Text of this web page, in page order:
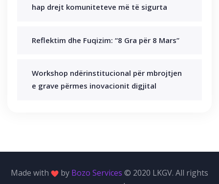
hap drejt komuniteteve më të sigurta
Reflektim dhe Fuqizim: “8 Gra për 8 Mars”
Workshop ndërinstitucional për mbrojtjen
e grave përmes inovacionit digjital
Made with by Bozo Services © 2020 LKGV. All rights